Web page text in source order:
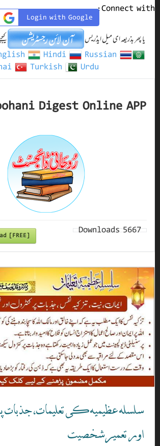
Connect with:
Login with Google
یا پھر بذریعہ ای میل ایڈریس
Hindi
Russian
Turkish Urdu
Digest Online APP
[FREE] 5667
Downloads
سلسلہ عظیمیہ کی تعلیمات،
اور تعمیر شخصیت